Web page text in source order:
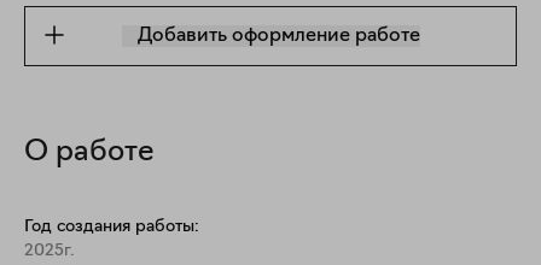
Добавить оформление работе
О работе
Год создания работы:
2025г.